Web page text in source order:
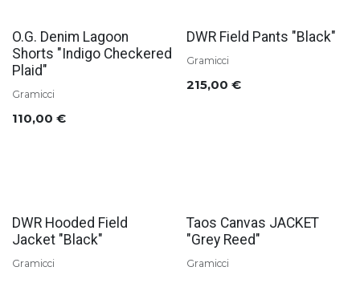
Soldes
O.G. Denim Lagoon
Shorts "Indigo Checkered
Plaid"
Gramicci
110,00 €
Soldes
DWR Field Pants "Black"
Gramicci
215,00 €
Soldes
DWR Hooded Field
Jacket "Black"
Gramicci
Soldes
Taos Canvas JACKET
"Grey Reed"
Gramicci